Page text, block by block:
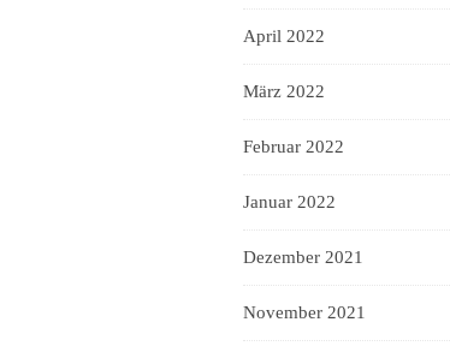
April 2022
März 2022
Februar 2022
Januar 2022
Dezember 2021
November 2021